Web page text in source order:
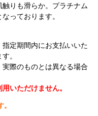
りも滑らか。プラチナム
っております。
指定期間内にお支払いいた
。
実際のものとは異なる場合
いただけません。